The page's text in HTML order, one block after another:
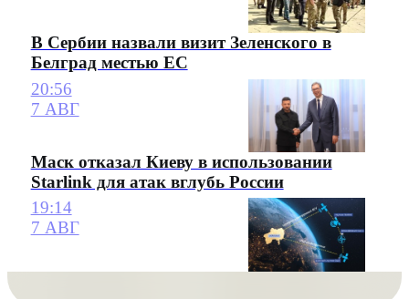
В Сербии назвали визит Зеленского в
Белград местью ЕС
20:56
7 АВГ
Маск отказал Киеву в использовании
Starlink для атак вглубь России
19:14
7 АВГ